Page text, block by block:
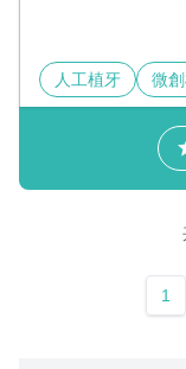
人工植牙 微
1